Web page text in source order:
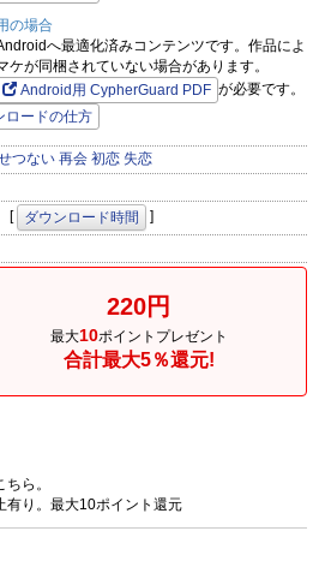
の場合
へ最適化済みコンテンツです。作品によ
ケが同梱されていない場合があります。
Android用 CypherGuard PDF が必要です。
ロードの仕方
つない 再会 初恋 失恋
[ ダウンロード時間
]
220円
最大10ポイントプレゼント
合計最大5％還元!
ら。
有り。最大10ポイント還元